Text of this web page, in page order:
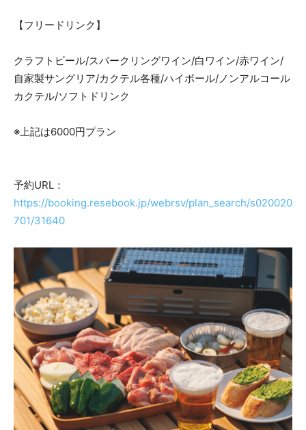
【フリードリンク】
クラフトビール/スパークリングワイン/白ワイン/赤ワイン/
自家製サングリア/カクテル各種/ハイボール/ノンアルコール
カクテル/ソフトドリンク
※上記は6000円プラン
予約URL：
https://booking.resebook.jp/webrsv/plan_search/s020020
701/31640